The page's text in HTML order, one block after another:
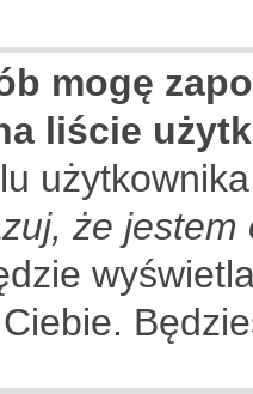
mogę
liście
że jestem